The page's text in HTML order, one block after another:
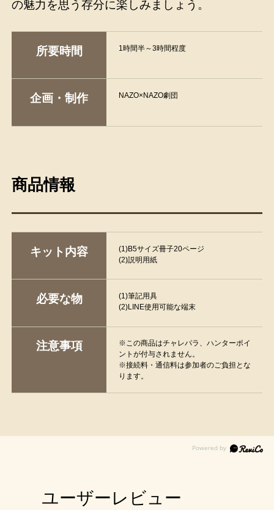
の魅力を思う存分に楽しみましょう。
所要時間 1時間半～3時間程度
企画・制作 NAZO×NAZO劇団
商品情報
キット内容
(1)B5サイズ冊子20ページ
(2)説明用紙
必要な物
(1)筆記用具
(2)LINE使用可能な端末
注意事項
※この商品はチャレパラ、ハンターポイ
ントが付与されません。
※接続料・通信料は参加者のご負担とな
ります。
ユーザーレビュー